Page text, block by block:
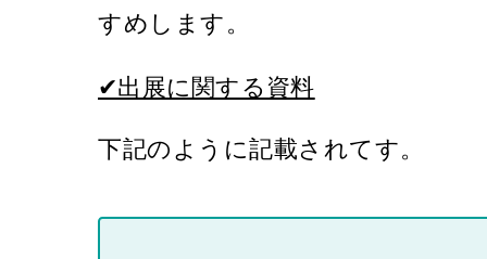
すめします。
✔出展に関する資料
下記のように記載されてす。